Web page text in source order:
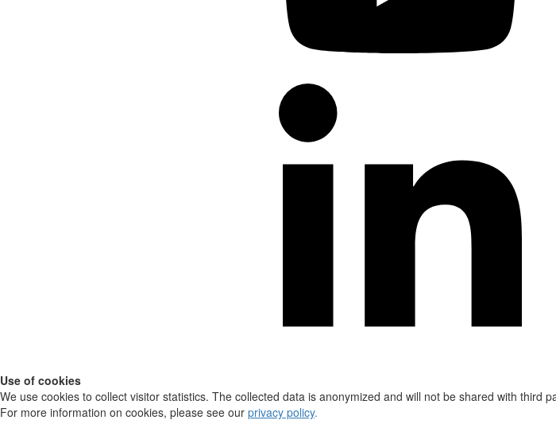
Use of cookies
We use cookies to collect visitor statistics. The collected data is anonymized and will not be shared with third
For more information on cookies, please see our privacy policy.